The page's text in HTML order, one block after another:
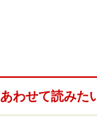
あわせて読みた